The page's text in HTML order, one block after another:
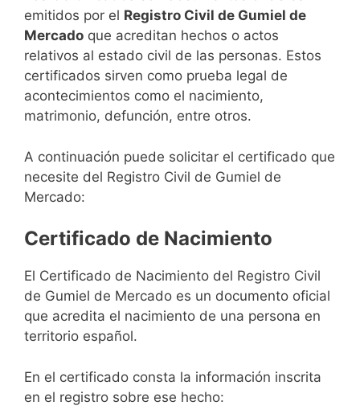
emitidos por el Registro Civil de Gumiel de
Mercado que acreditan hechos o actos
relativos al estado civil de las personas. Estos
certificados sirven como prueba legal de
acontecimientos como el nacimiento,
matrimonio, defunción, entre otros.
A continuación puede solicitar el certificado que
necesite del Registro Civil de Gumiel de
Mercado:
Certificado de Nacimiento
El Certificado de Nacimiento del Registro Civil
de Gumiel de Mercado es un documento oficial
que acredita el nacimiento de una persona en
territorio español.
En el certificado consta la información inscrita
en el registro sobre ese hecho: